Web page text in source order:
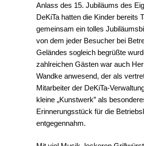
Anlass des 15. Jubiläums des
DeKiTa hatten die Kinder bereits
gemeinsam ein tolles
von dem jeder Besucher bei
Geländes sogleich begrüßte
zahlreichen Gästen war auch
Wandke anwesend, der als
Mitarbeiter der DeKiTa-
kleine „Kunstwerk” als
Erinnerungsstück für die
entgegennahm.